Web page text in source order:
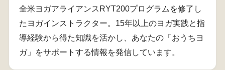
全米ヨガアライアンスRYT200プログラムを修了し
たヨガインストラクター。15年以上のヨガ実践と指
導経験から得た知識を活かし、あなたの「おうちヨ
ガ」をサポートする情報を発信しています。